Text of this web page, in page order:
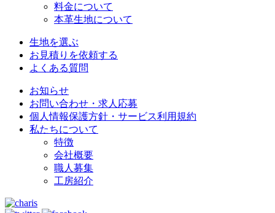
料金について
本革生地について
生地を選ぶ
お見積りを依頼する
よくある質問
お知らせ
お問い合わせ・求人応募
個人情報保護方針・サービス利用規約
私たちについて
特徴
会社概要
職人募集
工房紹介